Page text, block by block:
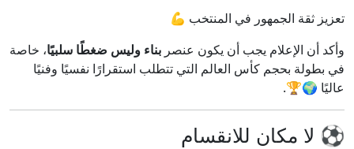
تعزيز ثقة الجمهور في المنتخب 💪
وأكد أن الإعلام يجب أن يكون عنصر بناء وليس ضغطًا سلبيًا، خاصة
في بطولة بحجم كأس العالم التي تتطلب استقرارًا نفسيًا وفنيًا
عاليًا 🌍🏆.
⚽ لا مكان للانقسام